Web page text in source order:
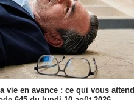
vie en avance : ce qui vous attend